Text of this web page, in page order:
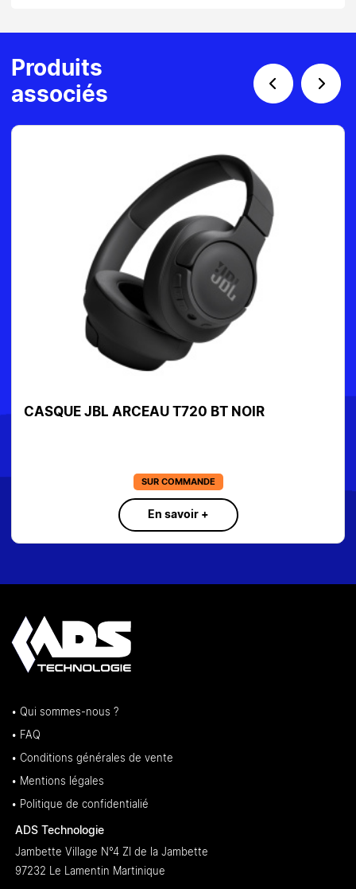
Produits
associés
CASQUE JBL ARCEAU T720 BT NOIR
SUR COMMANDE
En savoir +
• Qui sommes-nous ?
• FAQ
• Conditions générales de vente
• Mentions légales
• Politique de confidentialié
ADS Technologie
Jambette Village N°4 ZI de la Jambette
97232 Le Lamentin Martinique